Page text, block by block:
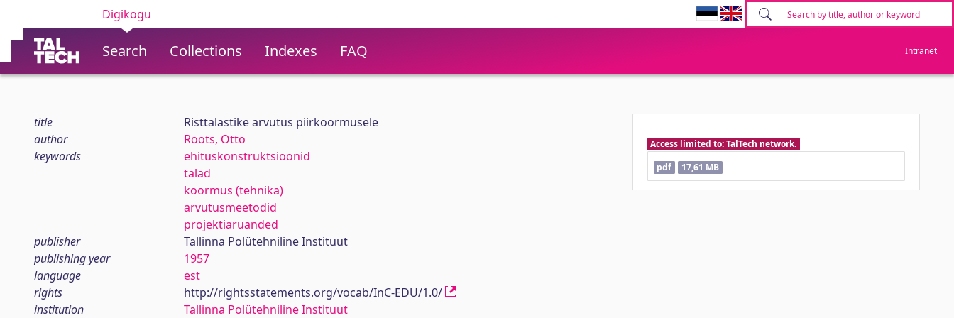
Digikogu
Search Collections Indexes FAQ Intranet
title
Risttalastike arvutus piirkoormusele
author
Roots, Otto
keywords
ehituskonstruktsioonid
talad
koormus (tehnika)
arvutusmeetodid
projektiaruanded
publisher
Tallinna Polütehniline Instituut
publishing year
1957
language
est
rights
http://rightsstatements.org/vocab/InC-EDU/1.0/
institution
Tallinna Polütehniline Instituut
Access limited to: TalTech network.
pdf
17,61 MB